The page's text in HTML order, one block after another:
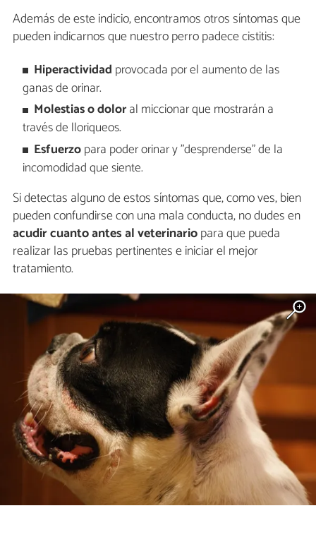
Además de este indicio, encontramos otros síntomas que
pueden indicarnos que nuestro perro padece cistitis:
Hiperactividad provocada por el aumento de las
ganas de orinar.
Molestias o doloral miccionar que mostrarán a
través de lloriqueos.
Esfuerzopara poder orinar y "desprenderse" de la
incomodidad que siente.
Si detectas alguno de estos síntomas que, como ves, bien
pueden confundirse con una mala conducta, no dudes en
acudir cuanto antes al veterinariopara que pueda
realizar las pruebas pertinentes e iniciar el mejor
tratamiento.